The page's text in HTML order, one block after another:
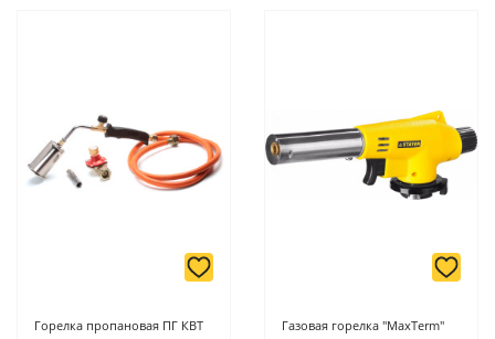
Горелка пропановая ПГ КВТ
Газовая горелка "MaxTerm"